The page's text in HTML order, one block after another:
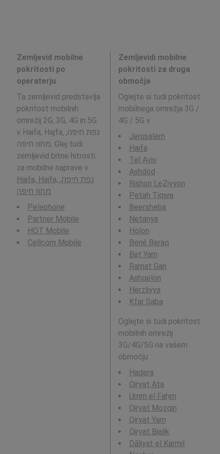
Zemljevid mobilne
pokritosti po
operaterju
Ta zemljevid predstavlja
pokritost mobilnih
omrežij 2G, 3G, 4G in 5G
v Haifa, Hajfa, נפת חיפה,
מחוז חיפה. Glej tudi:
zemljevid bitne hitrosti
za mobilne naprave v
Haifa, Hajfa, נפת חיפה,
מחוז חיפה
Pelephone
Partner Mobile
HOT Mobile
Cellcom Mobile
Zemljevidi mobilne
pokritosti za druga
območja
Oglejte si tudi pokritost
mobilnega omrežja 3G /
4G / 5G v :
Jerusalem
Haifa
Tel Aviv
Ashdod
Rishon LeẔiyyon
Petaẖ Tiqwa
Beersheba
Netanya
H̱olon
Bené Beraq
Bat Yam
Ramat Gan
Ashqelon
Herzliyya
Kfar Saba
Oglejte si tudi pokritost
mobilnih omrežij
3G/4G/5G na vašem
območju:
H̱adera
Qiryat Ata
Umm el Faḥm
Qiryat Moẕqin
Qiryat Yam
Qiryat Bialik
Dāliyat el Karmil